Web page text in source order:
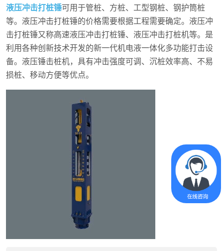
液压冲击打桩锤可用于管桩、方桩、工型钢桩、钢护筒桩
等。液压冲击打桩锤的价格需要根据工程需要确定。液压冲
击打桩锤又称高速液压冲击打桩锤、液压冲击打桩机等。是
利用各种创新技术开发的新一代机电液一体化多功能打击设
备。液压锤击桩机，具有冲击强度可调、沉桩效率高、不易
损桩、移动方便等优点。